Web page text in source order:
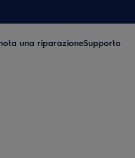
una riparazioneSupporto